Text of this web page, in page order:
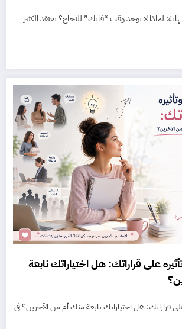
لماذا لا يوجد وقت “فاتك” للنجاح؟ يعتقد الكثير
على قراراتك: هل اختياراتك نابعة
قراراتك: هل اختياراتك نابعة منك أم من الآخرين؟ في